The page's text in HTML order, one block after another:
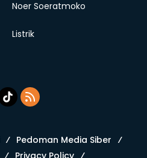
Noer Soeratmoko
Listrik
Pedoman Media Siber
Privacy Policy